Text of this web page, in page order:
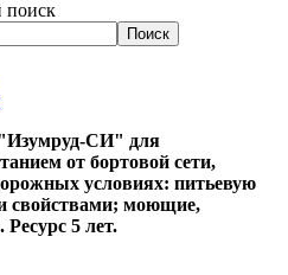
"Изумруд-СИ" для
от бортовой сети,
условиях: питьевую
свойствами; моющие,
5 лет.